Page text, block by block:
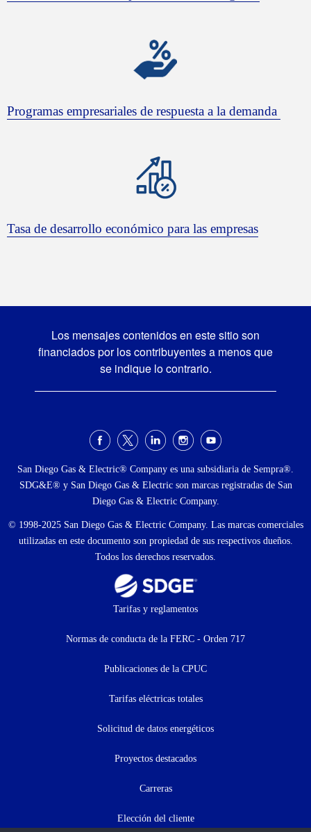
Programas empresariales de respuesta a la demanda
Tasa de desarrollo económico para las empresas
Los mensajes contenidos en este sitio son
financiados por los contribuyentes a menos que
se indique lo contrario.
social
San Diego Gas & Electric® Company es una subsidiaria de Sempra®.
SDG&E® y San Diego Gas & Electric son marcas registradas de San
Diego Gas & Electric Company.
© 1998-2025 San Diego Gas & Electric Company. Las marcas comerciales
utilizadas en este documento son propiedad de sus respectivos dueños.
Todos los derechos reservados.
secundario)
Tarifas y reglamentos
Normas de conducta de la FERC - Orden 717
Publicaciones de la CPUC
Tarifas eléctricas totales
Solicitud de datos energéticos
Proyectos destacados
Carreras
Elección del cliente